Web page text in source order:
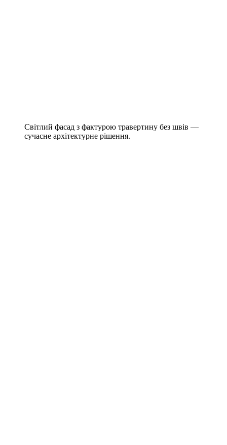
Світлий фасад з фактурою травертину без швів —
сучасне архітектурне рішення.